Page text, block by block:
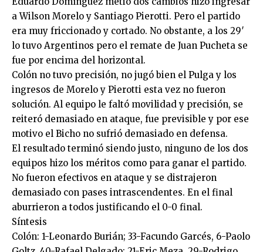
a Wilson Morelo y Santiago Pierotti. Pero el partido
era muy friccionado y cortado. No obstante, a los 29′
lo tuvo Argentinos pero el remate de Juan Pucheta se
fue por encima del horizontal.
Colón no tuvo precisión, no jugó bien el Pulga y los
ingresos de Morelo y Pierotti esta vez no fueron
solución. Al equipo le faltó movilidad y precisión, se
reiteró demasiado en ataque, fue previsible y por ese
motivo el Bicho no sufrió demasiado en defensa.
El resultado terminó siendo justo, ninguno de los dos
equipos hizo los méritos como para ganar el partido.
No fueron efectivos en ataque y se distrajeron
demasiado con pases intrascendentes. En el final
aburrieron a todos justificando el 0-0 final.
Síntesis
Colón: 1-Leonardo Burián; 33-Facundo Garcés, 6-Paolo